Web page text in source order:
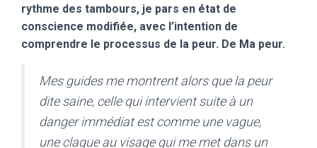
rythme des tambours, je pars en état de
conscience modifiée, avec l’intention de
comprendre le processus de la peur. De Ma peur.
Mes guides me montrent alors que la peur
dite saine, celle qui intervient suite à un
danger immédiat est comme une vague,
une claque au visage qui me met dans un